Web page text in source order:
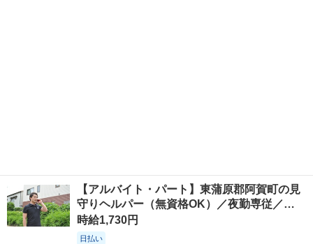
【アルバイト・パート】東蒲原郡阿賀町の見
守りヘルパー（無資格OK）／夜勤専従／…
時給1,730円
日払い